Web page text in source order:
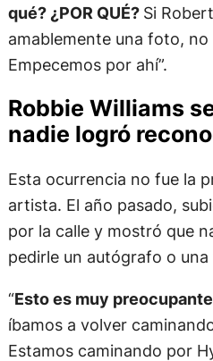
qué? ¿POR QUÉ? Si
amablemente una foto,
Empecemos por ahí”.
Robbie Williams
nadie logró
Esta ocurrencia no fue la
artista. El año pasado,
por la calle y mostró que
pedirle un autógrafo o
“Esto es muy
íbamos a volver
Estamos caminando por